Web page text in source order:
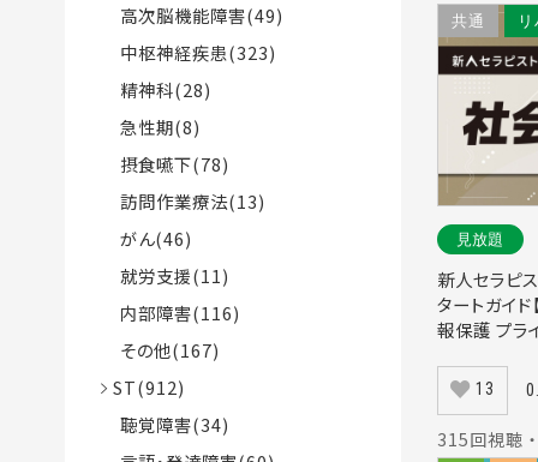
共通
見放題
新人セラピ
タートガイ
報保護 プラ
13
315回視聴
高次脳機能障害(49)
中枢神経疾患(323)
精神科(28)
急性期(8)
摂食嚥下(78)
訪問作業療法(13)
がん(46)
就労支援(11)
内部障害(116)
その他(167)
ST(912)
聴覚障害(34)